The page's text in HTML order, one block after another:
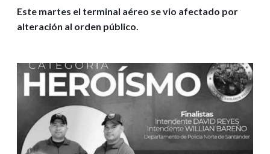
Este martes el terminal aéreo se vio afectado por
alteración al orden público.